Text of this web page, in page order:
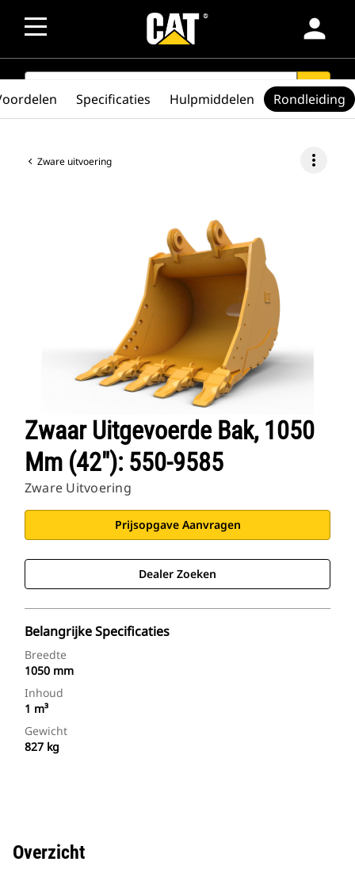
person
SEARCH search
Zware uitvoering more_vert
Zwaar Uitgevoerde Bak, 1050
Mm (42"): 550-9585
Zware Uitvoering
Prijsopgave Aanvragen
Dealer Zoeken
Belangrijke Specificaties
Breedte
1050 mm
Inhoud
1 m³
Gewicht
827 kg
Specificaties Hulpmiddelen Rondleiding
Overzicht